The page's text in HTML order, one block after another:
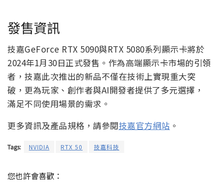
發售資訊
技嘉GeForce RTX 5090與RTX 5080系列顯示卡將於
2024年1月30日正式發售。作為高端顯示卡市場的引領
者，技嘉此次推出的新品不僅在技術上實現重大突
破，更為玩家、創作者與AI開發者提供了多元選擇，
滿足不同使用場景的需求。
更多資訊及產品規格，請參閱技嘉官方網站 。
Tags: NVIDIA RTX 50 技嘉科技
您也許會喜歡：